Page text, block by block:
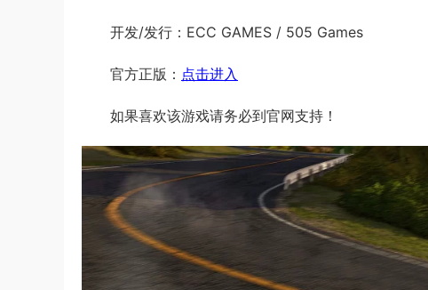
开发/发行：ECC GAMES / 505 Games
官方正版： 点击进入
如果喜欢该游戏请务必到官网支持！